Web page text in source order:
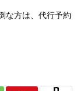
な方は、代行予約